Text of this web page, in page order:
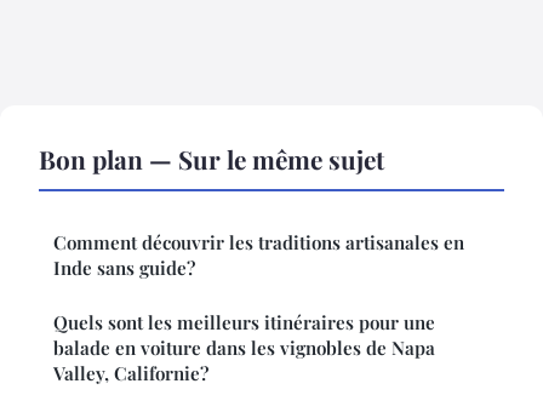
Bon plan — Sur le même sujet
Comment découvrir les traditions artisanales en
Inde sans guide?
Quels sont les meilleurs itinéraires pour une
balade en voiture dans les vignobles de Napa
Valley, Californie?